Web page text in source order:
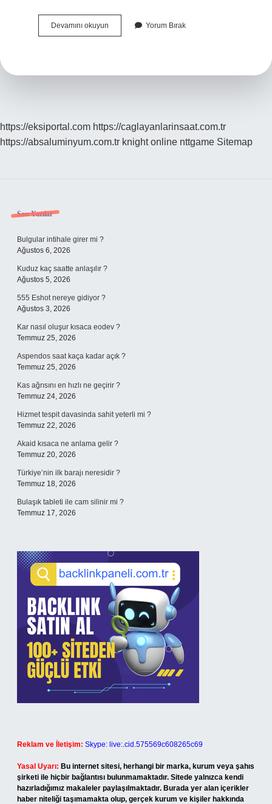
Devamını okuyun
Eski
Yorum Bırak
https://eksiportal.com https://caglayanlarinsaat.com.tr
https://absaluminyum.com.tr knight online nttgame Sitemap
Sidebar
Son Yazılar
Bulgular intihale girer mi ?
Ağustos 6, 2026
Kuduz kaç saatte anlaşılır ?
Ağustos 5, 2026
555 Eshot nereye gidiyor ?
Ağustos 3, 2026
Kar nasıl oluşur kısaca eodev ?
Temmuz 25, 2026
Aspendos saat kaça kadar açık ?
Temmuz 25, 2026
Kas ağrısını en hızlı ne geçirir ?
Temmuz 24, 2026
Hizmet tespit davasinda sahit yeterli mi ?
Temmuz 22, 2026
Akaid kısaca ne anlama gelir ?
Temmuz 20, 2026
Türkiye’nin ilk barajı neresidir ?
Temmuz 18, 2026
Bulaşık tableti ile cam silinir mi ?
Temmuz 17, 2026
Reklam ve İletişim: Skype: live:.cid.575569c608265c69
Yasal Uyarı: Bu internet sitesi, herhangi bir marka, kurum veya şahıs
şirketi ile hiçbir bağlantısı bulunmamaktadır. Sitede yalnızca kendi
hazırladığımız makaleler paylaşılmaktadır. Burada yer alan içerikler
haber niteliği taşımamakta olup, gerçek kurum ve kişiler hakkında